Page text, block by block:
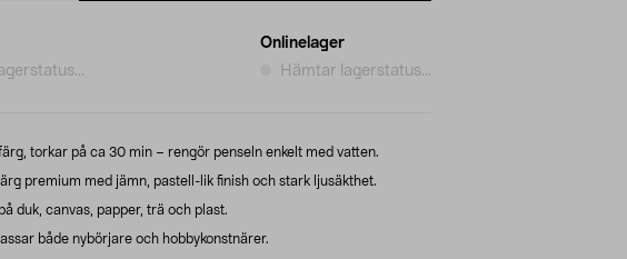
Onlinelager
Hämtar lagerstatus...
torkar på ca 30 min – rengör penseln enkelt med vatten.
premium med jämn, pastell-lik finish och stark ljusäkthet.
duk, canvas, papper, trä och plast.
både nybörjare och hobbykonstnärer.